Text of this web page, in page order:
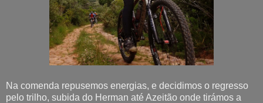
Na comenda repusemos energias, e decidimos o regresso
pelo trilho, subida do Herman até Azeitão onde tirámos a